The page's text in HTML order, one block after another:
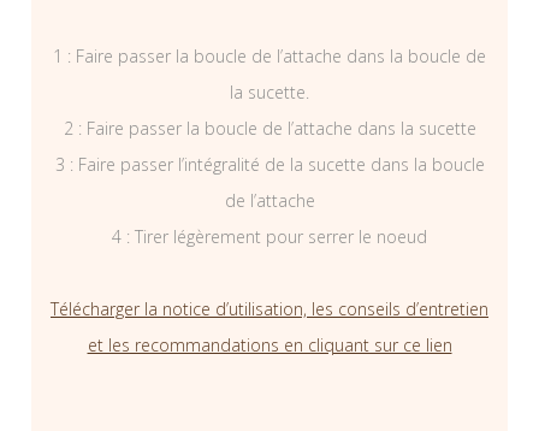
1 : Faire passer la boucle de l’attache dans la boucle de
la sucette.
2 : Faire passer la boucle de l’attache dans la sucette
3 : Faire passer l’intégralité de la sucette dans la boucle
de l’attache
4 : Tirer légèrement pour serrer le noeud
Télécharger la notice d’utilisation, les conseils d’entretien
et les recommandations en cliquant sur ce lien